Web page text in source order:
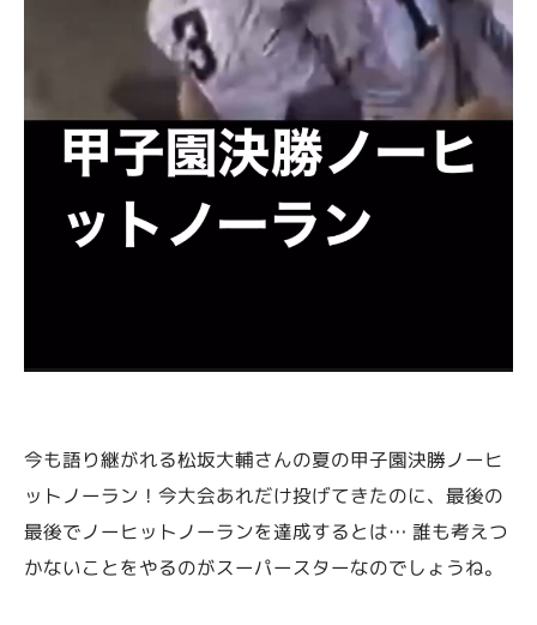
今も語り継がれる松坂大輔さんの夏の甲子園決勝ノーヒ
ットノーラン！今大会あれだけ投げてきたのに、最後の
最後でノーヒットノーランを達成するとは… 誰も考えつ
かないことをやるのがスーパースターなのでしょうね。